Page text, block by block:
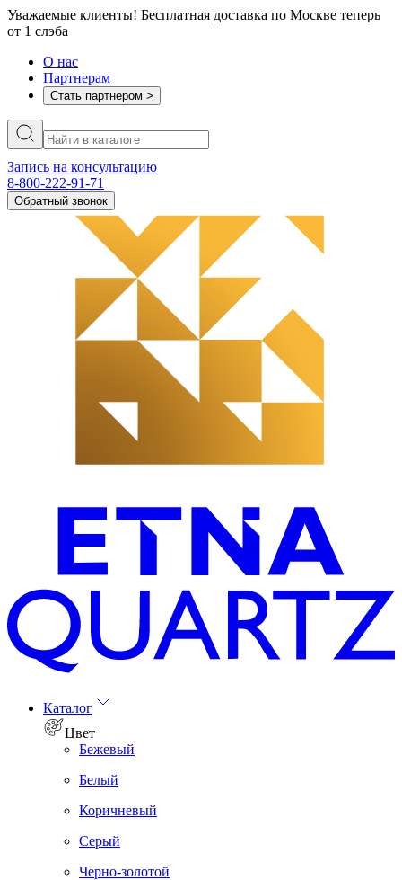
Уважаемые клиенты! Бесплатная доставка по Москве теперь
от 1 слэба
О нас
Партнерам
Стать партнером >
Запись на консультацию
8-800-222-91-71
Обратный звонок
Каталог
Цвет
Бежевый
Белый
Коричневый
Серый
Черно-золотой